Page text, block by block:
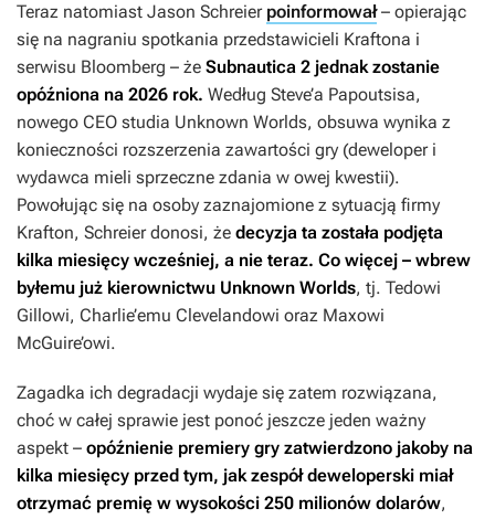
Teraz natomiast Jason Schreier poinformował– opierając
się na nagraniu spotkania przedstawicieli Kraftona i
serwisu Bloomberg – że Subnautica 2 jednak zostanie
opóźniona na 2026 rok. Według Steve’a Papoutsisa,
nowego CEO studia Unknown Worlds, obsuwa wynika z
konieczności rozszerzenia zawartości gry (deweloper i
wydawca mieli sprzeczne zdania w owej kwestii).
Powołując się na osoby zaznajomione z sytuacją firmy
Krafton, Schreier donosi, że decyzja ta została podjęta
kilka miesięcy wcześniej, a nie teraz. Co więcej – wbrew
byłemu już kierownictwu Unknown Worlds, tj. Tedowi
Gillowi, Charlie’emu Clevelandowi oraz Maxowi
McGuire’owi.
Zagadka ich degradacji wydaje się zatem rozwiązana,
choć w całej sprawie jest ponoć jeszcze jeden ważny
aspekt – opóźnienie premiery gry zatwierdzono jakoby na
kilka miesięcy przed tym, jak zespół deweloperski miał
otrzymać premię w wysokości 250 milionów dolarów,